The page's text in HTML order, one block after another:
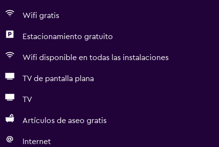
Wifi gratis
Estacionamiento gratuito
Wifi disponible en todas las instalaciones
TV de pantalla plana
TV
Artículos de aseo gratis
Internet